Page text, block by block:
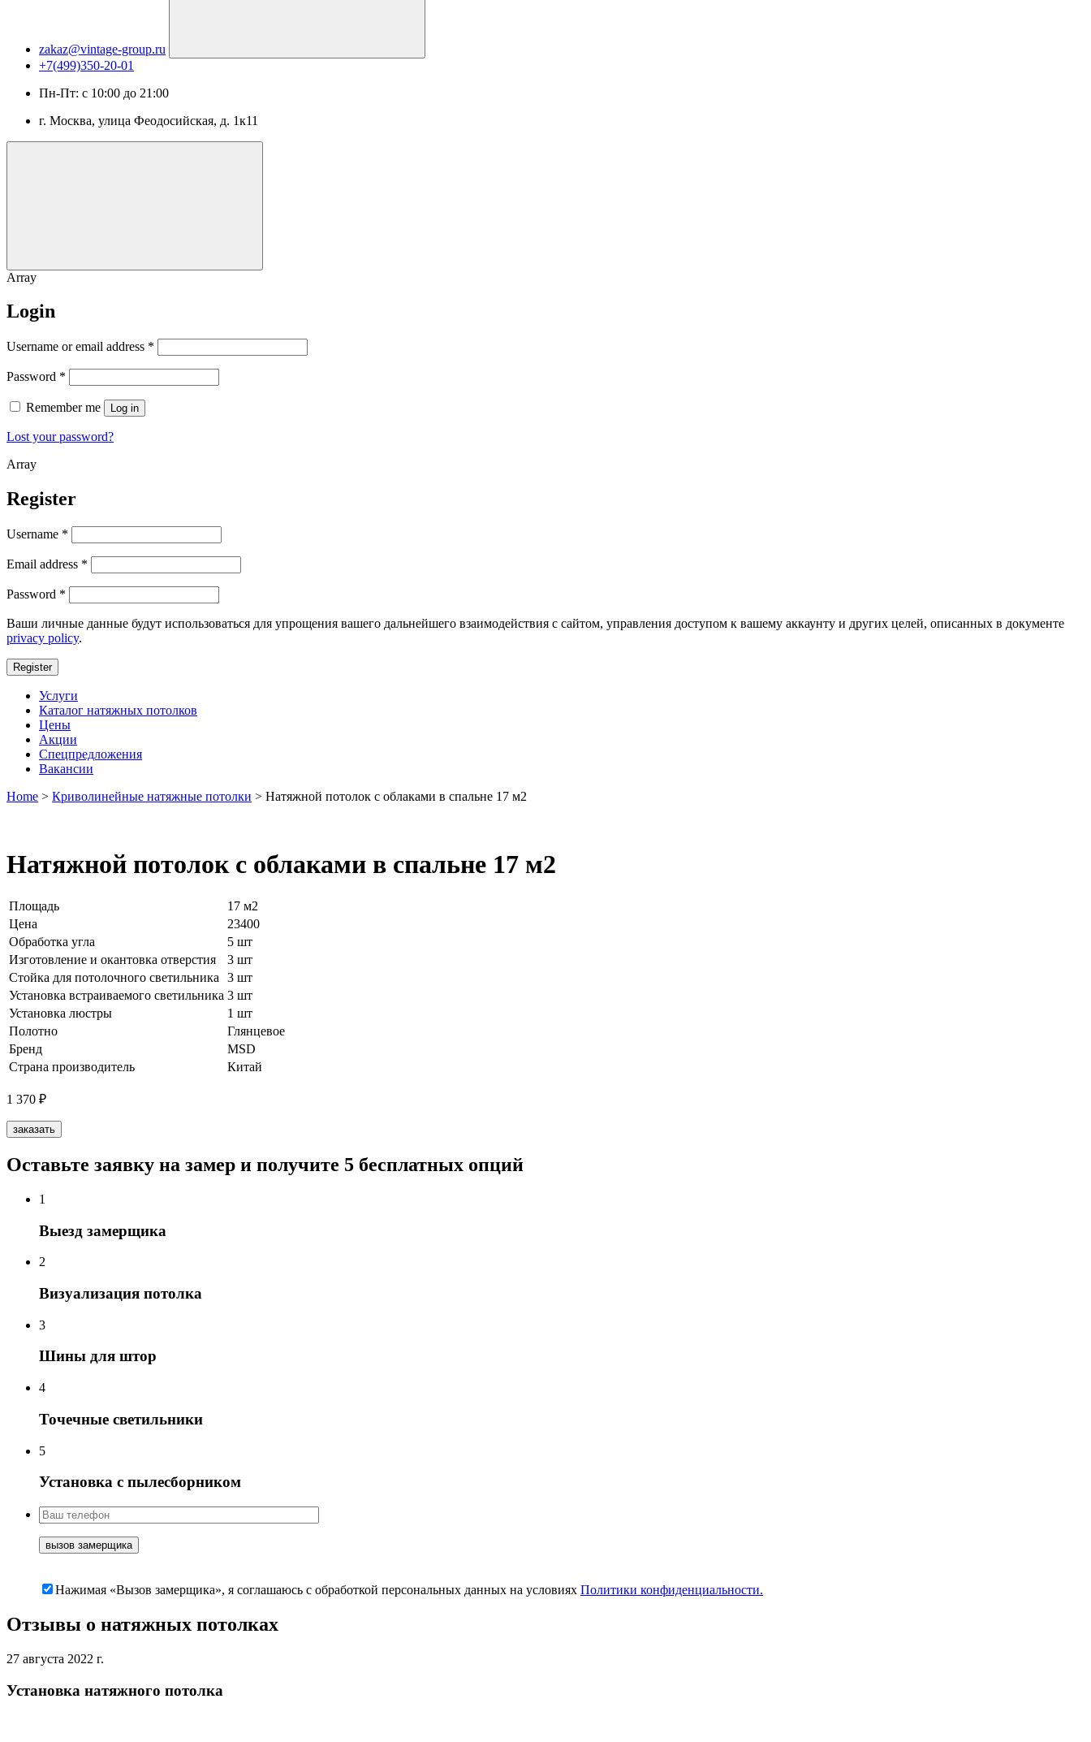
zakaz@vintage-group.ru
+7(499)350-20-01
Пн-Пт: с 10:00 до 21:00
г. Москва, ​улица Феодосийская, д. 1к11
Array
Login
Username or email address *
Password *
Remember me Log in
Lost your password?
Array
Register
Username *
Email address *
Password *
Ваши личные данные будут использоваться для упрощения вашего дальнейшего взаимодействия с сайтом, управления доступом к вашему аккаунту и других целей, описанных в документе
privacy policy.
Register
Услуги
Каталог натяжных потолков
Цены
Акции
Спецпредложения
Вакансии
Home > Криволинейные натяжные потолки > Натяжной потолок с облаками в спальне 17 м2
Натяжной потолок с облаками в спальне 17 м2
Площадь
17 м2
Цена
23400
Обработка угла
5 шт
Изготовление и окантовка отверстия
3 шт
Стойка для потолочного светильника
3 шт
Установка встраиваемого светильника 3 шт
Установка люстры
1 шт
Полотно
Глянцевое
Бренд
MSD
Страна производитель
Китай
1 370 ₽
заказать
Оставьте заявку на замер и получите 5 бесплатных опций
1
Выезд замерщика
2
Визуализация потолка
3
Шины для штор
4
Точечные светильники
5
Установка с пылесборником
Нажимая «Вызов замерщика», я соглашаюсь c обработкой персональных данных на условиях Политики конфиденциальности.
Отзывы о натяжных потолках
27 августа 2022 г.
Установка натяжного потолка